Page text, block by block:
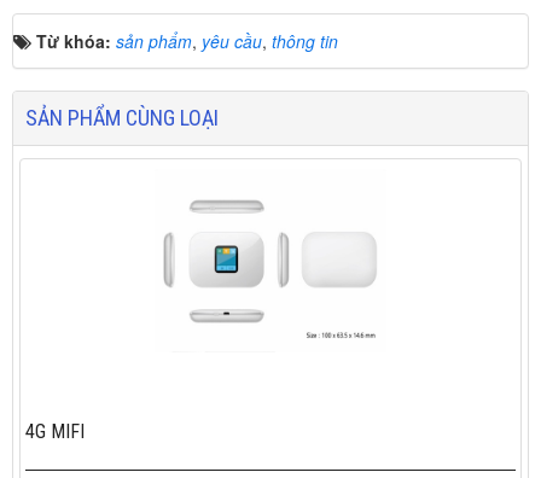
Từ khóa: sản phẩm, yêu cầu, thông tin
SẢN PHẨM CÙNG LOẠI
4G MIFI